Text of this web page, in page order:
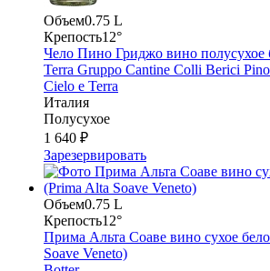
Объем0.75 L
Крепость12°
Чело Пино Гриджо вино полусухое
Terra Gruppo Cantine Colli Berici
Cielo e Terra
Италия
Полусухое
1 640 ₽
Зарезервировать
Объем0.75 L
Крепость12°
Прима Альта Соаве вино сухое
Soave Veneto)